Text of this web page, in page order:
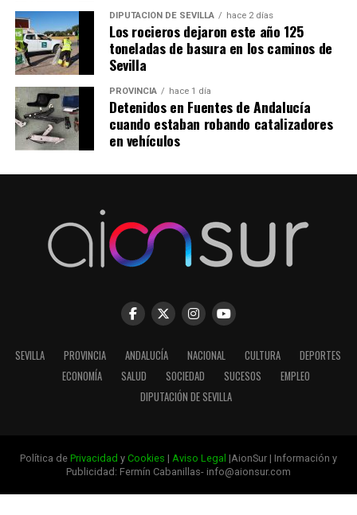
DIPUTACIÓN DE SEVILLA hace 2 días
Los rocieros dejaron este año 125
toneladas de basura en los caminos de
Sevilla
PROVINCIA hace 1 día
Detenidos en Fuentes de Andalucía
cuando estaban robando catalizadores
en vehículos
SEVILLA PROVINCIA ANDALUCÍA NACIONAL CULTURA
DEPORTES
ECONOMÍA
SALUD SOCIEDAD SUCESOS
EMPLEO
DIPUTACIÓN DE SEVILLA
Política de Privacidad y Cookies | Aviso Legal |AionSur | Información y
Publicidad: Fermín Cabanillas- info@aionsur.com